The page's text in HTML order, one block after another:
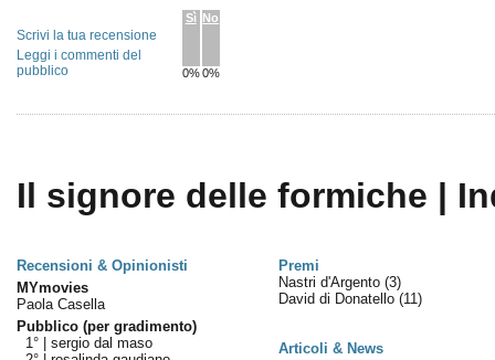
Sì
0%
No
0%
Scrivi la tua recensione
Leggi i commenti del
pubblico
Il signore delle formiche |
Recensioni & Opinionisti
Premi
MYmovies
Paola Casella
Pubblico (per gradimento)
1° | sergio dal maso
Nastri d'Argento (3)
David di Donatello (11)
Articoli & News